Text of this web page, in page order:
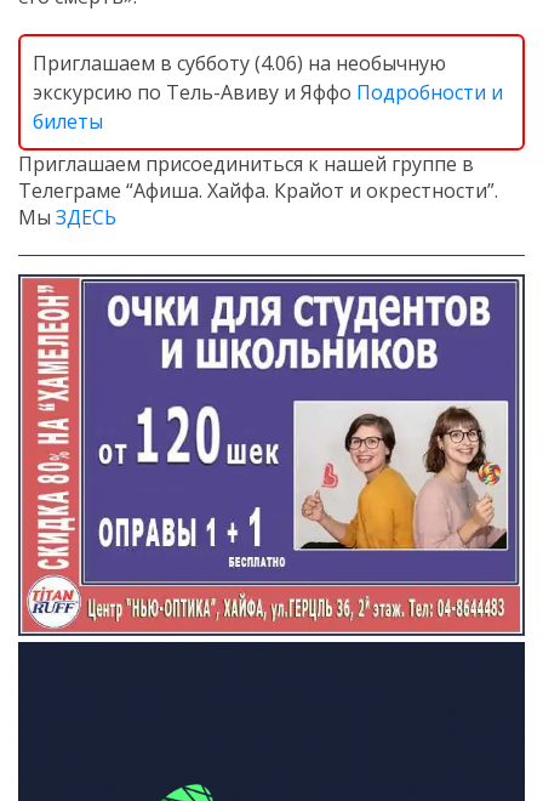
Приглашаем в субботу (4.06) на необычную
экскурсию по Тель-Авиву и Яффо Подробности и
билеты
Приглашаем присоединиться к нашей группе в
Телеграме “Афиша. Хайфа. Крайот и окрестности”.
Мы ЗДЕСЬ